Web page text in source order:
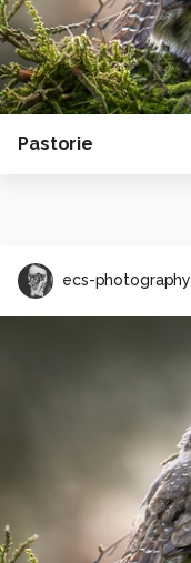
Pastorie
ecs-photography